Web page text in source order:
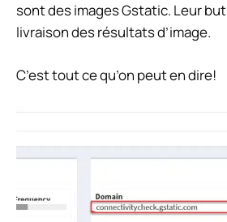
sont des images Gstatic. Leur
livraison des résultats d’image.
C’est tout ce qu’on peut en dire!